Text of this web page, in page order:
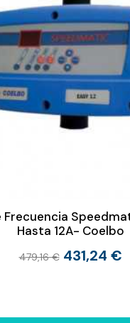
Hasta 12A- Coelbo
479,16 € 431,24 €